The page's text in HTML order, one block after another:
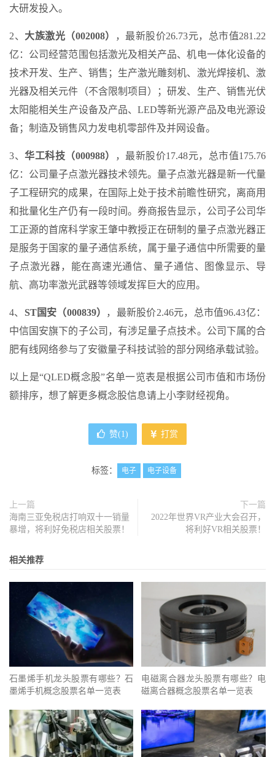
大研发投入。
2、 大族激光（002008）
，最新股价26.73元，总市值281.22
亿：公司经营范围包括激光及相关产品、机电一体化设备的
技术开发、生产、销售；生产激光雕刻机、激光焊接机、激
光器及相关元件（不含限制项目）；研发、生产、销售光伏
太阳能相关生产设备及产品、LED等新光源产品及电光源设
备；制造及销售风力发电机零部件及并网设备。
3、 华工科技（000988）
，最新股价17.48元，总市值175.76
亿：公司量子点激光器技术领先。量子点激光器是新一代量
子工程研究的成果，在国际上处于技术前瞻性研究，离商用
和批量化生产仍有一段时间。券商报告显示，公司子公司华
工正源的首席科学家王肇中教授正在研制的量子点激光器正
是服务于国家的量子通信系统，属于量子通信中所需要的量
子点激光器，能在高速光通信、量子通信、图像显示、导
航、高功率激光武器等领域发挥巨大的应用。
4、 ST国安（000839）
，最新股价2.46元，总市值96.43亿：
中信国安旗下的子公司，有涉足量子点技术。公司下属的合
肥有线网络参与了安徽量子科技试验的部分网络承载试验。
以上是“QLED概念股”名单一览表是根据公司市值和市场份
额排序，想了解更多概念股信息请上小李财经视角。
赞(1 ) 打赏
标签： 电子 电子设备
上一篇
海南三亚免税店打响双十一销量
暴增，将利好免税店相关股票！
下一篇
2022年世界VR产业大会召开，
将利好VR相关股票！
相关推荐
石墨烯手机龙头股票有哪些？石
墨烯手机概念股票名单一览表
电磁离合器龙头股票有哪些？电
磁离合器概念股票名单一览表